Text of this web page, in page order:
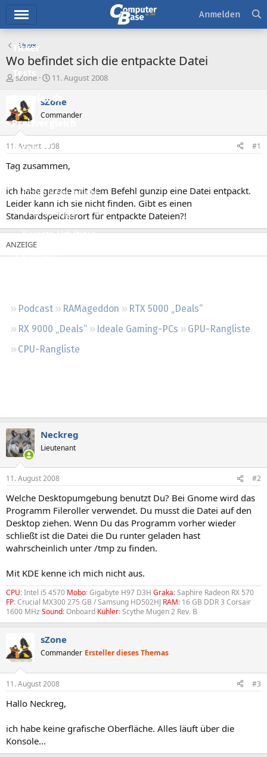
Ticker
Tests
Downloads
Preisvergleich
Forum
Aktuelles
Empfohlene Inhalte
Neue Beiträge
Neueste Aktivitäten
Leserartikel
Podcast RAMageddon
RTX 5000 „Deals“
RX 9000 „Deals“
Ideale Gaming-PCs
GPU-Rangliste
CPU-Rangliste
Anmelden
Linux
Wo befindet sich die entpackte Datei
E
t
e
e
r
sZone
E
s
e
l
t
a
11. August 2008
sZone
Commander
11. August 2008 #1
Tag zusammen,
ich habe gerade mit dem Befehl gunzip eine Datei entpackt.
Leider kann ich sie nicht finden. Gibt es einen
Standardspeicherort für entpackte Dateien?!
Neckreg
Lieutenant
11. August 2008 #2
Welche Desktopumgebung benutzt Du? Bei Gnome wird das
Programm Fileroller verwendet. Du musst die Datei auf den
Desktop ziehen. Wenn Du das Programm vorher wieder
schließt ist die Datei die Du runter geladen hast
wahrscheinlich unter /tmp zu finden.
Mit KDE kenne ich mich nicht aus.
CPU: Intel i5 4570 Mobo: Gigabyte H97 D3H Graka: Saphire Radeon RX 570
FP: Crucial MX300 275 GB / Samsung HD502HJ RAM: 16 GB DDR 3 Corsair
1600 MHz Sound: Onboard Kühler: Scythe Mugen 2 Rev. B
sZone
Commander Ersteller dieses Themas
11. August 2008 #3
Hallo Neckreg,
ich habe keine grafische Oberfläche. Alles läuft über die
Konsole...